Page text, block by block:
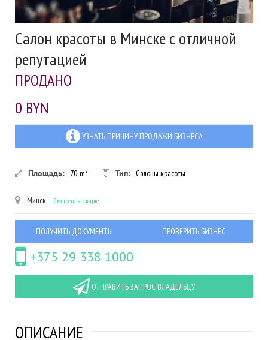
Салон красоты в Минске с отличной
репутацией
ПРОДАНО
0 BYN
УЗНАТЬ ПРИЧИНУ ПРОДАЖИ БИЗНЕСА
Площадь: 70 m² Тип: Салоны красоты
Минск Смотреть на карте
ПОЛУЧИТЬ ДОКУМЕНТЫ ПРОВЕРИТЬ БИЗНЕС
+375 29 338 1000
ОТПРАВИТЬ ЗАПРОС ВЛАДЕЛЬЦУ
ОПИСАНИЕ